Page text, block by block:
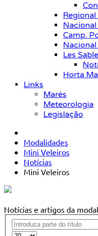
Camp.
Les
Horta
Links
Marés
Meteorologia
Legislação
Modalidades
Mini Veleiros
Notícias
Mini Veleiros
Notícias e artigos da